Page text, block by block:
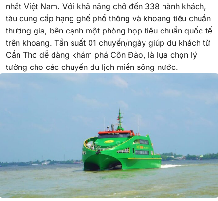
nhất Việt Nam. Với khả năng chở đến 338 hành khách,
tàu cung cấp hạng ghế phổ thông và khoang tiêu chuẩn
thương gia, bên cạnh một phòng họp tiêu chuẩn quốc tế
trên khoang. Tần suất 01 chuyến/ngày giúp du khách từ
Cần Thơ dễ dàng khám phá Côn Đảo, là lựa chọn lý
tưởng cho các chuyến du lịch miền sông nước.